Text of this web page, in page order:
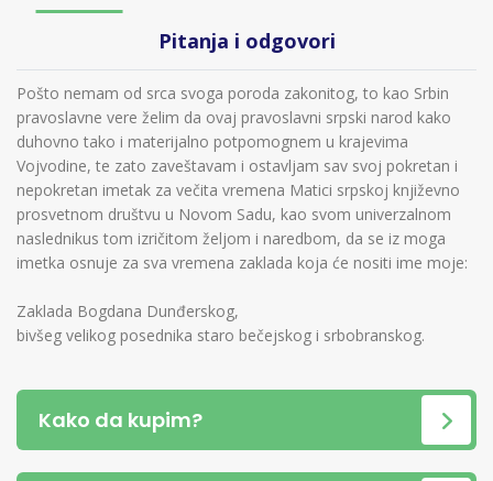
Pitanja i odgovori
Pošto nemam od srca svoga poroda zakonitog, to kao Srbin
pravoslavne vere želim da ovaj pravoslavni srpski narod kako
duhovno tako i materijalno potpomognem u krajevima
Vojvodine, te zato zaveštavam i ostavljam sav svoj pokretan i
nepokretan imetak za večita vremena Matici srpskoj književno
prosvetnom društvu u Novom Sadu, kao svom univerzalnom
naslednikus tom izričitom željom i naredbom, da se iz moga
imetka osnuje za sva vremena zaklada koja će nositi ime moje:
Zaklada Bogdana Dunđerskog,
bivšeg velikog posednika staro bečejskog i srbobranskog.
Kako da kupim?